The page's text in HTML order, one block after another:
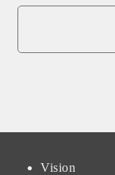
Vision